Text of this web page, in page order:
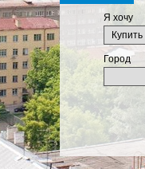
Я хочу
Город